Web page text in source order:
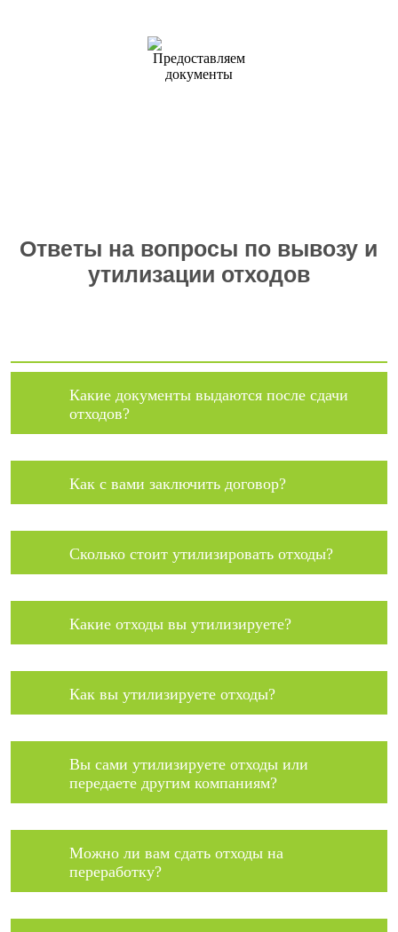
Ответы на вопросы по вывозу и
утилизации отходов
Какие документы выдаются после сдачи
отходов?
Как с вами заключить договор?
Сколько стоит утилизировать отходы?
Какие отходы вы утилизируете?
Как вы утилизируете отходы?
Вы сами утилизируете отходы или
передаете другим компаниям?
Можно ли вам сдать отходы на
переработку?